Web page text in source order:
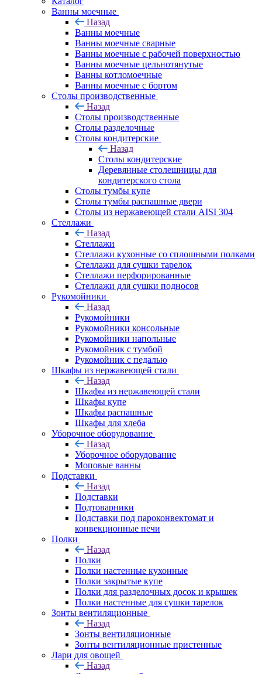
Ванны моечные
Назад
Ванны моечные
Ванны моечные сварные
Ванны моечные с рабочей поверхностью
Ванны моечные цельнотянутые
Ванны котломоечные
Ванны моечные с бортом
Столы производственные
Назад
Столы производственные
Столы разделочные
Столы кондитерские
Назад
Столы кондитерские
Деревянные столешницы для
кондитерского стола
Столы тумбы купе
Столы тумбы распашные двери
Столы из нержавеющей стали AISI 304
Стеллажи
Назад
Стеллажи
Стеллажи кухонные со сплошными полками
Стеллажи для сушки тарелок
Стеллажи перфорированные
Стеллажи для сушки подносов
Рукомойники
Назад
Рукомойники
Рукомойники консольные
Рукомойники напольные
Рукомойник с тумбой
Рукомойник с педалью
Шкафы из нержавеющей стали
Назад
Шкафы из нержавеющей стали
Шкафы купе
Шкафы распашные
Шкафы для хлеба
Уборочное оборудование
Назад
Уборочное оборудование
Моповые ванны
Подставки
Назад
Подставки
Подтоварники
Подставки под пароконвектомат и
конвекционные печи
Полки
Назад
Полки
Полки настенные кухонные
Полки закрытые купе
Полки для разделочных досок и крышек
Полки настенные для сушки тарелок
Зонты вентиляционные
Назад
Зонты вентиляционные
Зонты вентиляционные пристенные
Лари для овощей
Назад